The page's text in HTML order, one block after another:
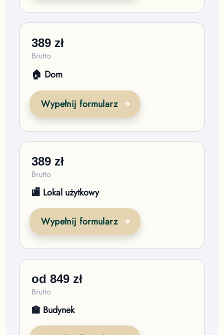
389 zł
Brutto
🏠 Dom
Wypełnij formularz
389 zł
Brutto
🏬 Lokal użytkowy
Wypełnij formularz
od849 zł
Brutto
🏫 Budynek